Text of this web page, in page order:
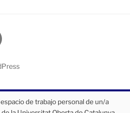
de trabajo personal de un/a